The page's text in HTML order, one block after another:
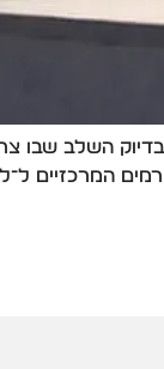
השלב שבו
המרכזיים